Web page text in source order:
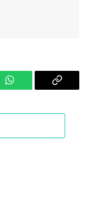
WhatsAppCopy